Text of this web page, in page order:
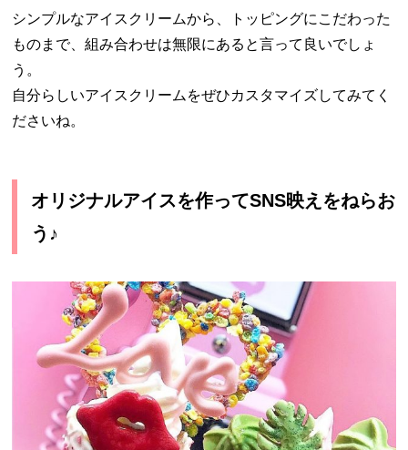
シンプルなアイスクリームから、トッピングにこだわった
ものまで、組み合わせは無限にあると言って良いでしょ
う。
自分らしいアイスクリームをぜひカスタマイズしてみてく
ださいね。
オリジナルアイスを作ってSNS映えをねらお
う♪